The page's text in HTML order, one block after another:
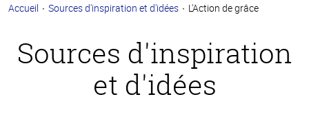
principale
Accueil Sources d'inspiration et d'idées L'Action de grâce
Sources d'inspiration
et d'idées